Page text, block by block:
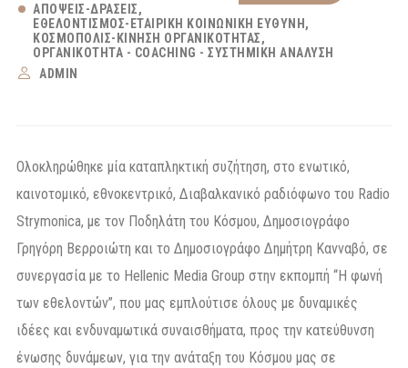
ΑΠΌΨΕΙΣ-ΔΡΆΣΕΙΣ
ΕΘΕΛΟΝΤΙΣΜΌΣ-ΕΤΑΙΡΙΚΉ ΚΟΙΝΩΝΙΚΉ ΕΥΘΎΝΗ
ΚΟΣΜΟΠΟΛΙΣ-ΚΊΝΗΣΗ ΟΡΓΑΝΙΚΌΤΗΤΑΣ
ΟΡΓΑΝΙΚΌΤΗΤΑ - COACHING - ΣΥΣΤΗΜΙΚΉ ΑΝΆΛΥΣΗ
ADMIN
Ολοκληρώθηκε μία καταπληκτική συζήτηση, στο ενωτικό,
καινοτομικό, εθνοκεντρικό, Διαβαλκανικό ραδιόφωνο του Radio
Strymonica, με τον Ποδηλάτη του Κόσμου, Δημοσιογράφο
Γρηγόρη Βερροιώτη και το Δημοσιογράφο Δημήτρη Κανναβό, σε
συνεργασία με το Hellenic Media Group στην εκπομπή “Η φωνή
των εθελοντών”, που μας εμπλούτισε όλους με δυναμικές
ιδέες και ενδυναμωτικά συναισθήματα, προς την κατεύθυνση
ένωσης δυνάμεων, για την ανάταξη του Κόσμου μας σε